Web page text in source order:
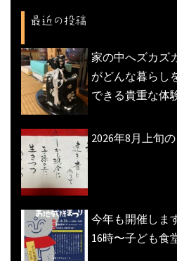
シ
ョ
ン
最近の投稿
家の中へズカズ
がどんな暮らし
できる貴重な体
2026年8月上旬
今年も開催しま
16時〜子ども食